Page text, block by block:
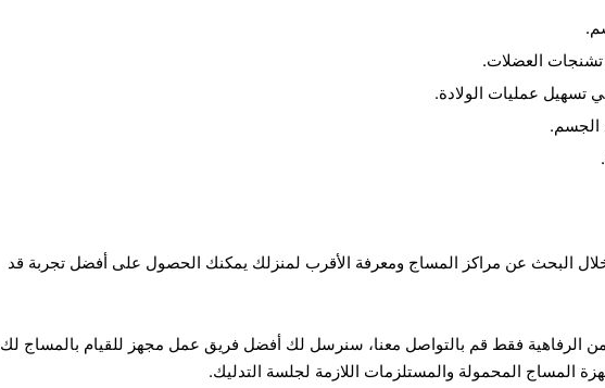
العضلات.
تسهيل عمليات الولادة.
الجسم.
البحث عن مراكز المساج ومعرفة الأقرب لمنزلك يمكنك الحصول على أفضل تجربة قد
الرفاهية فقط قم بالتواصل معنا، سنرسل لك أفضل فريق عمل مجهز للقيام بالمساج لك
المساج المحمولة والمستلزمات اللازمة لجلسة التدليك.